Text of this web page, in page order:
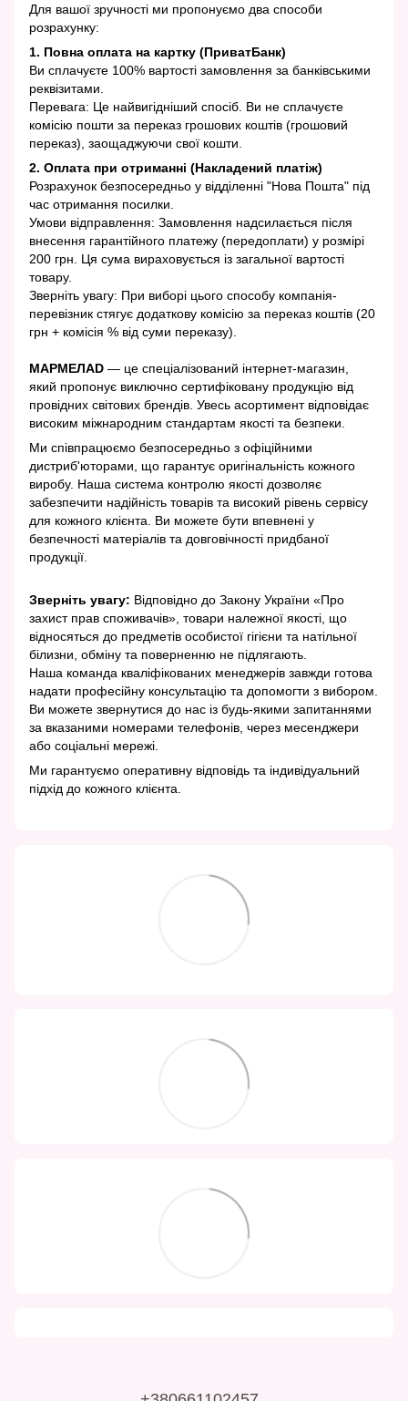
Для вашої зручності ми пропонуємо два способи
розрахунку:
1. Повна оплата на картку (ПриватБанк)
Ви сплачуєте 100% вартості замовлення за банківськими
реквізитами.
Перевага: Це найвигідніший спосіб. Ви не сплачуєте
комісію пошти за переказ грошових коштів (грошовий
переказ), заощаджуючи свої кошти.
2. Оплата при отриманні (Накладений платіж)
Розрахунок безпосередньо у відділенні "Нова Пошта" під
час отримання посилки.
Умови відправлення: Замовлення надсилається після
внесення гарантійного платежу (передоплати) у розмірі
200 грн. Ця сума вираховується із загальної вартості
товару.
Зверніть увагу: При виборі цього способу компанія-
перевізник стягує додаткову комісію за переказ коштів (20
грн + комісія % від суми переказу).
МАРМЕЛАD — це спеціалізований інтернет-магазин,
який пропонує виключно сертифіковану продукцію від
провідних світових брендів. Увесь асортимент відповідає
високим міжнародним стандартам якості та безпеки.
Ми співпрацюємо безпосередньо з офіційними
дистриб'юторами, що гарантує оригінальність кожного
виробу. Наша система контролю якості дозволяє
забезпечити надійність товарів та високий рівень сервісу
для кожного клієнта. Ви можете бути впевнені у
безпечності матеріалів та довговічності придбаної
продукції.
Зверніть увагу: Відповідно до Закону України «Про
захист прав споживачів», товари належної якості, що
відносяться до предметів особистої гігієни та натільної
білизни, обміну та поверненню не підлягають.
Наша команда кваліфікованих менеджерів завжди готова
надати професійну консультацію та допомогти з вибором.
Ви можете звернутися до нас із будь-якими запитаннями
за вказаними номерами телефонів, через месенджери
або соціальні мережі.
Ми гарантуємо оперативну відповідь та індивідуальний
підхід до кожного клієнта.